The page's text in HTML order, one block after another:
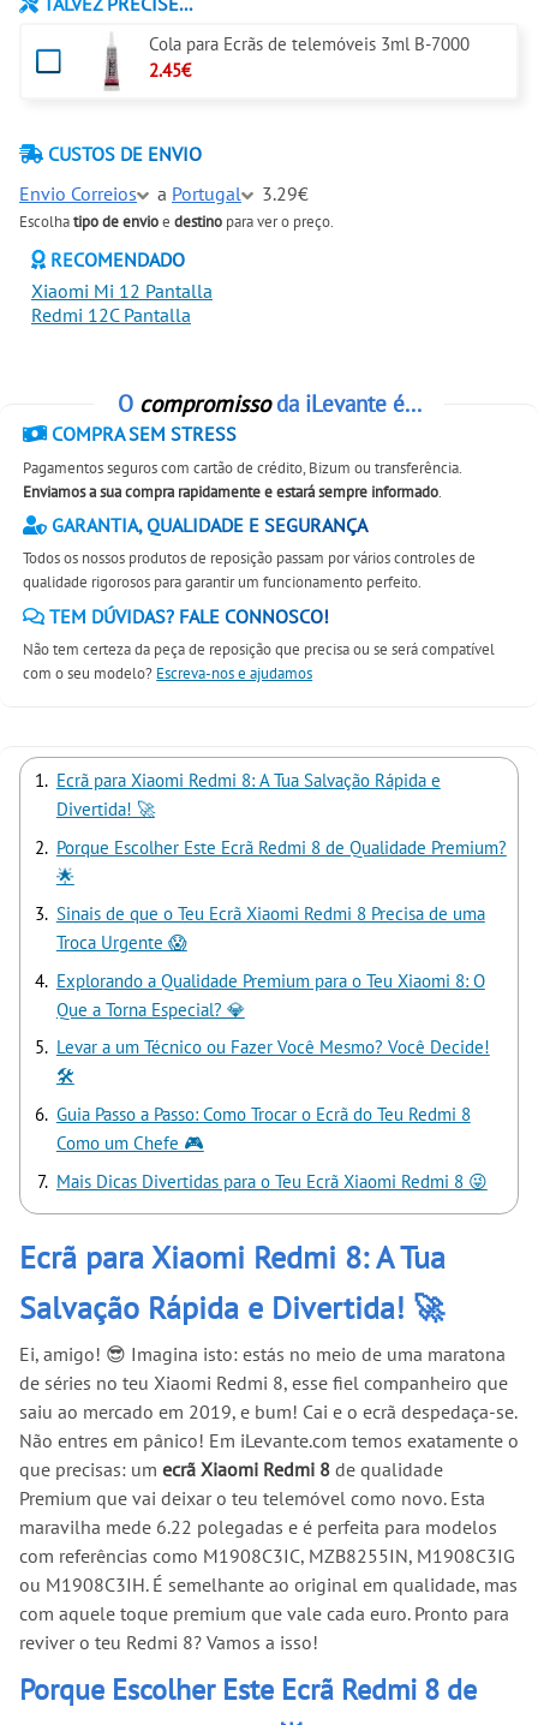
Cola para Ecrãs de telemóveis 3ml B-7000
2.45€
CUSTOS DE ENVIO
Envio Correios
a Portugal 3.29€
Escolhatipo de envioe destino para ver o preço.
RECOMENDADO
Xiaomi Mi 12 Pantalla
Redmi 12C Pantalla
O compromissoda iLevante é...
COMPRA SEM STRESS
Pagamentos seguros com cartão de crédito, Bizum ou transferência.
Enviamos a sua compra rapidamente e estará sempre informado.
GARANTIA, QUALIDADE E SEGURANÇA
Todos os nossos produtos de reposição passam por vários controles de
qualidade rigorosos para garantir um funcionamento perfeito.
TEM DÚVIDAS? FALE CONNOSCO!
Não tem certeza da peça de reposição que precisa ou se será compatível
com o seu modelo? Escreva-nos e ajudamos
Ecrã para Xiaomi Redmi 8: A Tua Salvação Rápida e
Divertida! 🚀
Porque Escolher Este Ecrã Redmi 8 de Qualidade Premium?
🌟
Sinais de que o Teu Ecrã Xiaomi Redmi 8 Precisa de uma
Troca Urgente 😱
Explorando a Qualidade Premium para o Teu Xiaomi 8: O
Que a Torna Especial? 💎
Levar a um Técnico ou Fazer Você Mesmo? Você Decide!
🛠️
Guia Passo a Passo: Como Trocar o Ecrã do Teu Redmi 8
Como um Chefe 🎮
Mais Dicas Divertidas para o Teu Ecrã Xiaomi Redmi 8 😜
Ecrã para Xiaomi Redmi 8: A Tua
Salvação Rápida e Divertida! 🚀
Ei, amigo! 😎 Imagina isto: estás no meio de uma maratona
de séries no teu Xiaomi Redmi 8, esse fiel companheiro que
saiu ao mercado em 2019, e bum! Cai e o ecrã despedaça-se.
Não entres em pânico! Em iLevante.com temos exatamente o
que precisas: um ecrã Xiaomi Redmi 8 de qualidade
Premium que vai deixar o teu telemóvel como novo. Esta
maravilha mede 6.22 polegadas e é perfeita para modelos
com referências como M1908C3IC, MZB8255IN, M1908C3IG
ou M1908C3IH. É semelhante ao original em qualidade, mas
com aquele toque premium que vale cada euro. Pronto para
reviver o teu Redmi 8? Vamos a isso!
Porque Escolher Este Ecrã Redmi 8 de